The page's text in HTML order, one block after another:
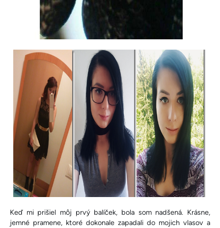
Keď mi prišiel môj prvý balíček, bola som nadšená. Krásne,
jemné pramene, ktoré dokonale zapadali do mojich vlasov a